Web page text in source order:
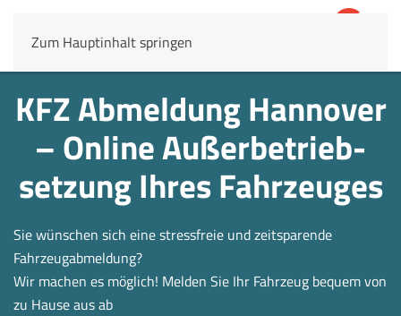
Zum Hauptinhalt springen
KFZ Abmeldung Hannover
– Online Außerbetrieb­
setzung Ihres Fahrzeuges
Sie wünschen sich eine stressfreie und zeitsparende
Fahrzeugabmeldung?
Wir machen es möglich! Melden Sie Ihr Fahrzeug bequem von
zu Hause aus ab